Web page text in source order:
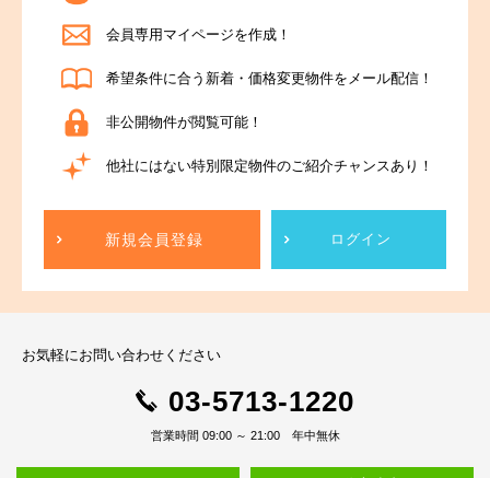
会員専用マイページを作成！
希望条件に合う新着・価格変更物件をメール配信！
非公開物件が閲覧可能！
他社にはない特別限定物件のご紹介チャンスあり！
新規会員登録 ログイン
お気軽にお問い合わせください
03-5713-1220
営業時間 09:00 ～ 21:00 年中無休